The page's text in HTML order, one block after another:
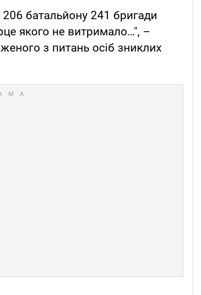
батальйону 241 бригади
якого не витримало…", –
з питань осіб зниклих